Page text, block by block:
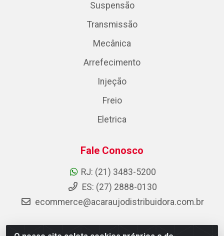
Suspensão
Transmissão
Mecânica
Arrefecimento
Injeção
Freio
Eletrica
Fale Conosco
RJ: (21) 3483-5200
ES: (27) 2888-0130
ecommerce@acaraujodistribuidora.com.br